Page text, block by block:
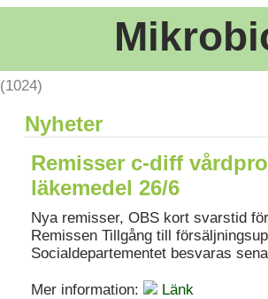
(1024)
Nyheter
Remisser c-diff
läkemedel 26/6
Nya remisser, OBS kort svarstid
Remissen Tillgång till
Socialdepartementet besvaras
Mer information:
Länk